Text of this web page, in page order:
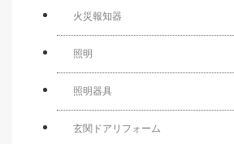
火災報知器
照明
照明器具
玄関ドアリフォーム